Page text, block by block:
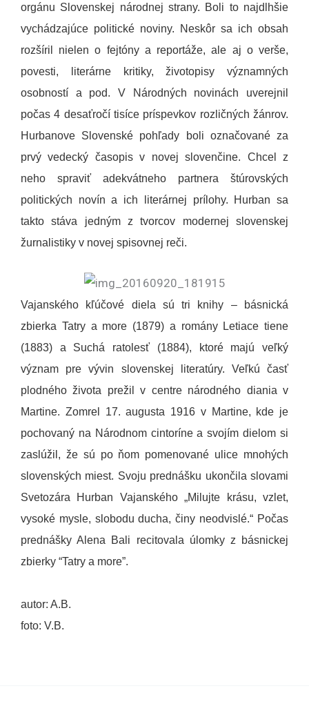
orgánu Slovenskej národnej strany. Boli to najdlhšie
vychádzajúce politické noviny. Neskôr sa ich obsah
rozšíril nielen o fejtóny a reportáže, ale aj o verše,
povesti, literárne kritiky, životopisy významných
osobností a pod. V Národných novinách uverejnil
počas 4 desaťročí tisíce príspevkov rozličných žánrov.
Hurbanove Slovenské pohľady boli označované za
prvý vedecký časopis v novej slovenčine. Chcel z
neho spraviť adekvátneho partnera štúrovských
politických novín a ich literárnej prílohy. Hurban sa
takto stáva jedným z tvorcov modernej slovenskej
žurnalistiky v novej spisovnej reči.
Vajanského kľúčové diela sú tri knihy – básnická
zbierka Tatry a more (1879) a romány Letiace tiene
(1883) a Suchá ratolesť (1884), ktoré majú veľký
význam pre vývin slovenskej literatúry. Veľkú časť
plodného života prežil v centre národného diania v
Martine. Zomrel 17. augusta 1916 v Martine, kde je
pochovaný na Národnom cintoríne a svojím dielom si
zaslúžil, že sú po ňom pomenované ulice mnohých
slovenských miest. Svoju prednášku ukončila slovami
Svetozára Hurban Vajanského „Milujte krásu, vzlet,
vysoké mysle, slobodu ducha, činy neodvislé.“ Počas
prednášky Alena Bali recitovala úlomky z básnickej
zbierky “Tatry a more”.
autor: A.B.
foto: V.B.